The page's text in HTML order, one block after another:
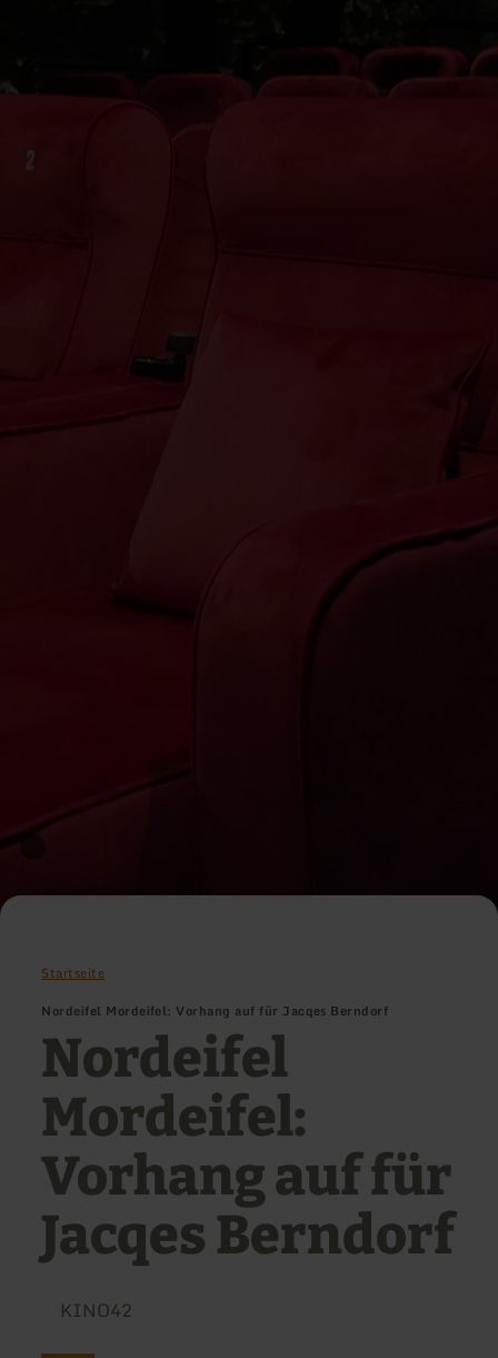
Startseite
Nordeifel Mordeifel: Vorhang auf für Jacqes Berndorf
Nordeifel
Mordeifel:
Vorhang auf für
Jacqes Berndorf
KINO42